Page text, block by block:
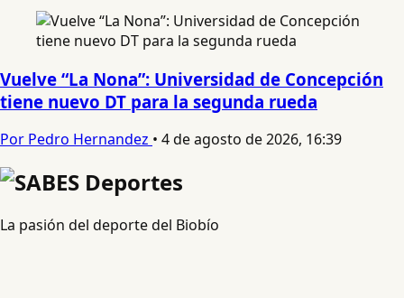
Vuelve “La Nona”: Universidad de Concepción
tiene nuevo DT para la segunda rueda
Por Pedro Hernandez • 4 de agosto de 2026, 16:39
La pasión del deporte del Biobío